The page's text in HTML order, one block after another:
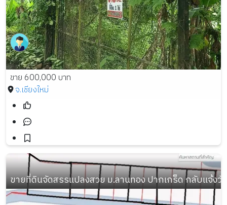
ขาย 600,000 บาท
จ.เชียงใหม่
ขายที่ดินจัดสรรแปลงสวย ม.ลานทอง ปากเกร็ด กลับแจ้งวั